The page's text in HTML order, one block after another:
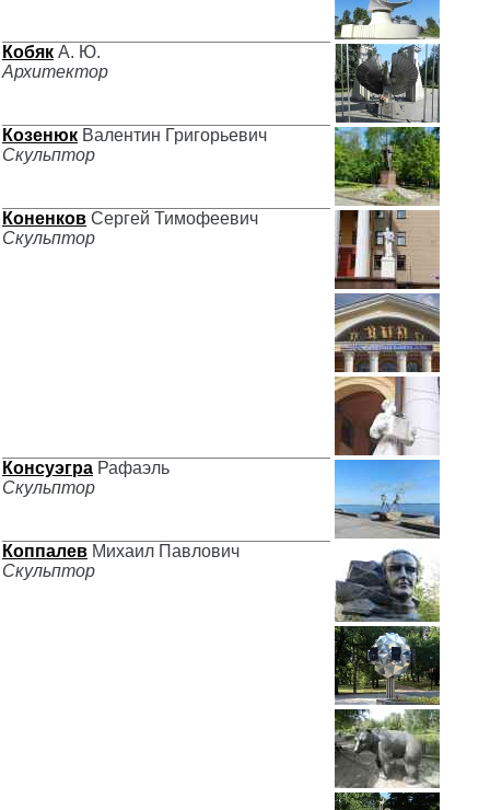
Кобяк А. Ю.
Архитектор
Козенюк Валентин Григорьевич
Скульптор
Коненков Сергей Тимофеевич
Скульптор
Консуэгра Рафаэль
Скульптор
Коппалев Михаил Павлович
Скульптор